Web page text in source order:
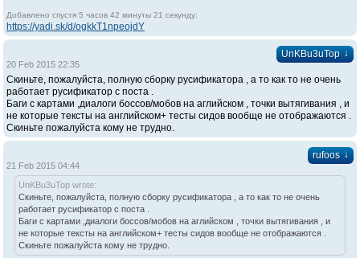
Добавлено спустя 5 часов 42 минуты 21 секунду:
https://yadi.sk/d/ogkkT1npeojdY
UnKBu3uTop ↓
20 Feb 2015 22:35
Скиньте, пожалуйста, полную сборку русификатора , а то как то не очень
работает русификатор с поста .
Баги с картами ,диалоги боссов/мобов на аглийском , точки вытягивания , и
не которые тексты на английском+ тесты сидов вообще не отображаются .
Скиньте пожалуйста кому не трудно.
rufoos ↓
21 Feb 2015 04:44
UnKBu3uTop wrote:
Скиньте, пожалуйста, полную сборку русификатора , а то как то не очень
работает русификатор с поста .
Баги с картами ,диалоги боссов/мобов на аглийском , точки вытягивания , и
не которые тексты на английском+ тесты сидов вообще не отображаются .
Скиньте пожалуйста кому не трудно.